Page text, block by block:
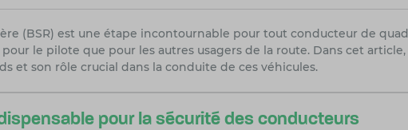
(BSR) est une étape incontournable pour tout conducteur de
le pilote que pour les autres usagers de la route. Dans cet
et son rôle crucial dans la conduite de ces véhicules.
pour la sécurité des conducteurs